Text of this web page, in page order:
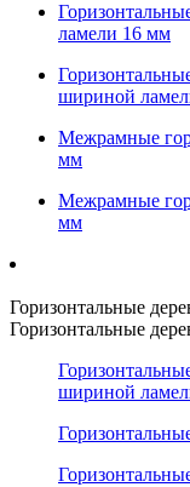
ламели 16 мм
шириной
Межрамные
мм
Межрамные
мм
Горизонтальные
Горизонтальные
шириной